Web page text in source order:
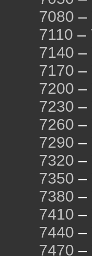
7080 –
7110 –
7140 –
7170 –
7200 –
7230 –
7260 –
7290 –
7320 –
7350 –
7380 –
7410 –
7440 –
7470 –